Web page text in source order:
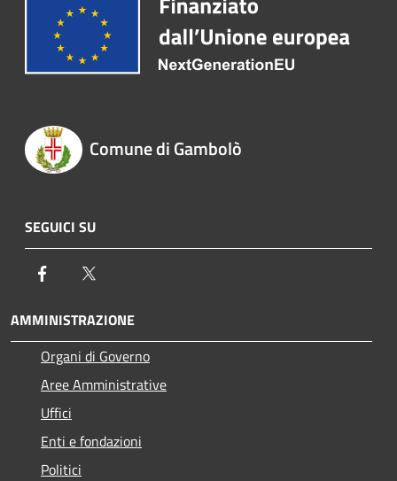
Comune di Gambolò
SEGUICI SU
Facebook
AMMINISTRAZIONE
Organi di Governo
Aree Amministrative
Uffici
Enti e fondazioni
Politici